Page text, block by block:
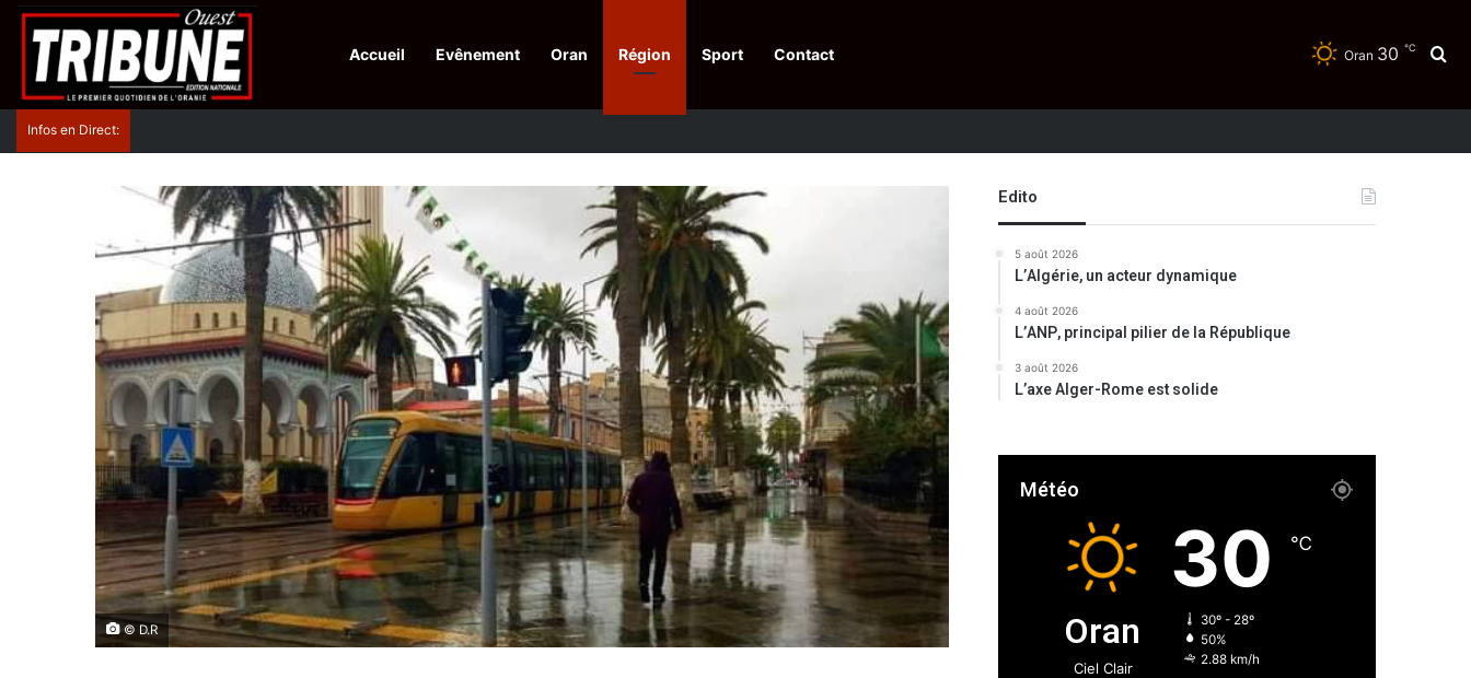
Accueil Evênement Oran Région Sport Contact Oran 30 ℃
Infos en Direct:
© D.R
Edito
5 août 2026
L’Algérie, un acteur dynamique
4 août 2026
L’ANP, principal pilier de la République
3 août 2026
L’axe Alger-Rome est solide
Météo
Oran
Ciel Clair
30 ℃
30º - 28º
50%
2.88 km/h